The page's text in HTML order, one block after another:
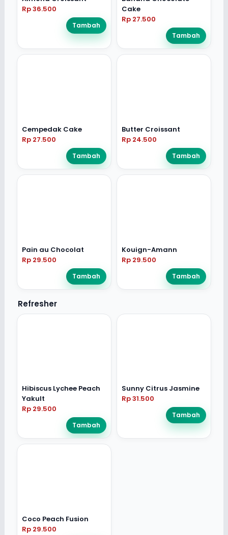
Rp 36.500
Tambah
Cake
Rp 27.500
Tambah
Cempedak Cake
Rp 27.500
Tambah
Butter Croissant
Rp 24.500
Tambah
Pain au Chocolat
Rp 29.500
Tambah
Kouign-Amann
Rp 29.500
Tambah
Refresher
Hibiscus Lychee Peach
Yakult
Rp 29.500
Tambah
Sunny Citrus Jasmine
Rp 31.500
Tambah
Coco Peach Fusion
Rp 29.500